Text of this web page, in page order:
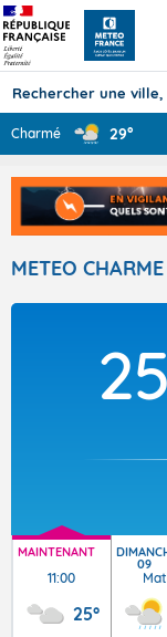
Charmé 29°
METEO
MAINTENANT
11:00
25°
09